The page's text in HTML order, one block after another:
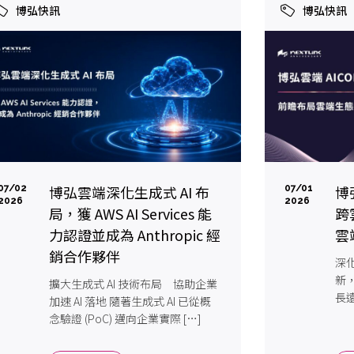
博弘快訊
02
博弘雲端深化生成式 AI 布
局，獲 AWS AI Services 能
力認證並成為 Anthropic 經
銷合作夥伴
擴大生成式 AI 技術布局 協助企業
加速 AI 落地 隨著生成式 AI 已從概
念驗證 (PoC) 邁向企業實際 […]
博弘快訊
07/01
2026
博
跨
雲
深
新
長